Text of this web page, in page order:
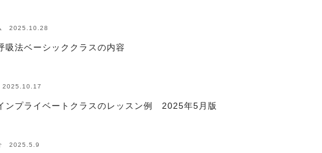
2025.10.28
吸法ベーシッククラスの内容
2025.10.17
ンプライベートクラスのレッスン例 2025年5月版
2025.5.9